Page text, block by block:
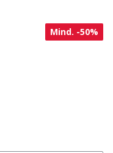
Mind. -50%